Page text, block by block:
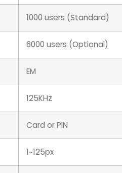
1000 users (Standard)
6000 users (Optional)
EM
125KHz
Card or PIN
1~125px